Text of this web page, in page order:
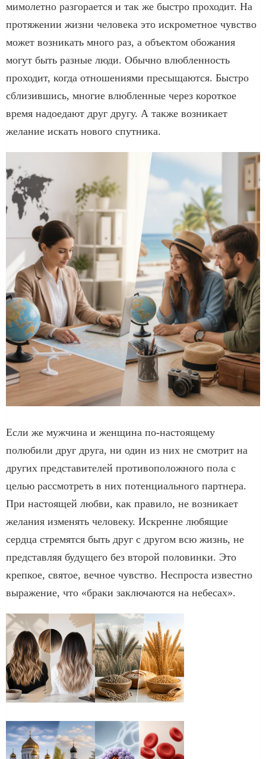
мимолетно разгорается и так же быстро проходит. На
протяжении жизни человека это искрометное чувство
может возникать много раз, а объектом обожания
могут быть разные люди. Обычно влюбленность
проходит, когда отношениями пресыщаются. Быстро
сблизившись, многие влюбленные через короткое
время надоедают друг другу. А также возникает
желание искать нового спутника.
Если же мужчина и женщина по-настоящему
полюбили друг друга, ни один из них не смотрит на
других представителей противоположного пола с
целью рассмотреть в них потенциального партнера.
При настоящей любви, как правило, не возникает
желания изменять человеку. Искренне любящие
сердца стремятся быть друг с другом всю жизнь, не
представляя будущего без второй половинки. Это
крепкое, святое, вечное чувство. Неспроста известно
выражение, что «браки заключаются на небесах».